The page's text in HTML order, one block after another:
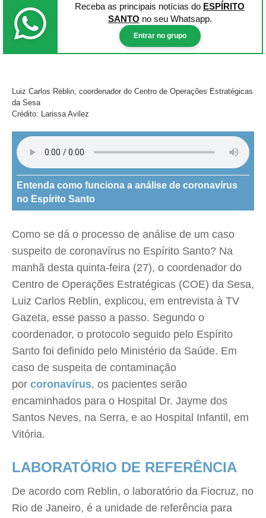
Receba as principais notícias do ESPÍRITO
SANTO no seu Whatsapp.
Entrar no grupo
Luiz Carlos Reblin, coordenador do Centro de Operações Estratégicas
da Sesa
Crédito: Larissa Avilez
Entenda como funciona a análise de coronavírus
no Espírito Santo
Como se dá o processo de análise de um caso
suspeito de coronavírus no Espírito Santo? Na
manhã desta quinta-feira (27), o coordenador do
Centro de Operações Estratégicas (COE) da Sesa,
Luiz Carlos Reblin, explicou, em entrevista à TV
Gazeta, esse passo a passo. Segundo o
coordenador, o protocolo seguido pelo Espírito
Santo foi definido pelo Ministério da Saúde. Em
caso de suspeita de contaminação
por coronavírus, os pacientes serão
encaminhados para o Hospital Dr. Jayme dos
Santos Neves, na Serra, e ao Hospital Infantil, em
Vitória.
LABORATÓRIO DE REFERÊNCIA
De acordo com Reblin, o laboratório da Fiocruz, no
Rio de Janeiro, é a unidade de referência para